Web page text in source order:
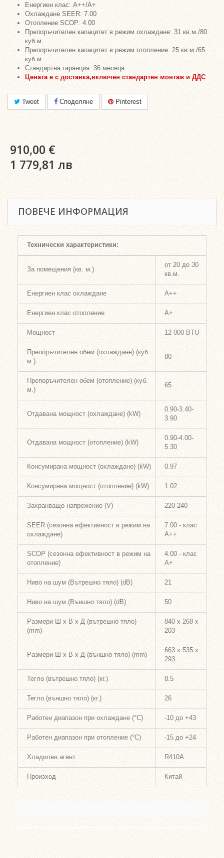
Енергиен клас: A++/A+
Охлаждане SEER: 7.00
Отопление SCOP: 4.00
Препоръчителен капацитет в режим охлаждане: 31 кв.м./80
куб.м.
Препоръчителен капацитет в режим отопление: 25 кв.м./65
куб.м.
Стандартна гаранция: 36 месеца
Цената е с доставка,включен стандартен монтаж и ДДС
Tweet Споделяне Pinterest
910,00 €
1 779,81 лв
ПОВЕЧЕ ИНФОРМАЦИЯ
Технически характеристики:
За помещения (кв. м.)
от 20 до 30
кв.м.
Енергиен клас охлаждане A++
Енергиен клас отопление A+
Мощност 12 000 BTU
Препоръчителен обем (охлаждане) (куб.
м.)
80
Препоръчителен обем (отопление) (куб.
м.)
65
Отдавана мощност (охлаждане) (kW)
0.90-3.40-
3.90
Отдавана мощност (отопление) (kW)
0.90-4.00-
5.30
Консумирана мощност (охлаждане) (kW) 0.97
Консумирана мощност (отопление) (kW) 1.02
Захранващо напрежение (V) 220-240
SEER (сезонна ефективност в режим на
охлаждане)
7.00 - клас
A++
SCOP (сезонна ефективност в режим на
отопление)
4.00 - клас
A+
Ниво на шум (Вътрешно тяло) (dB) 21
Ниво на шум (Външно тяло) (dB) 50
Размери Ш х В х Д (вътрешно тяло)
(mm)
840 x 268 x
203
Размери Ш х В х Д (външно тяло) (mm)
663 x 535 x
293
Тегло (вътрешно тяло) (кг.) 8.5
Тегло (външно тяло) (кг.) 26
Работен диапазон при охлаждане (°С) -10 до +43
Работен диапазон при отопление (°С) -15 до +24
Хладилен агент R410A
Произход Китай